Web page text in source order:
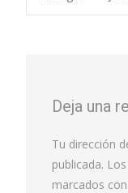
Deja una
Tu dirección
publicada.
marcados con